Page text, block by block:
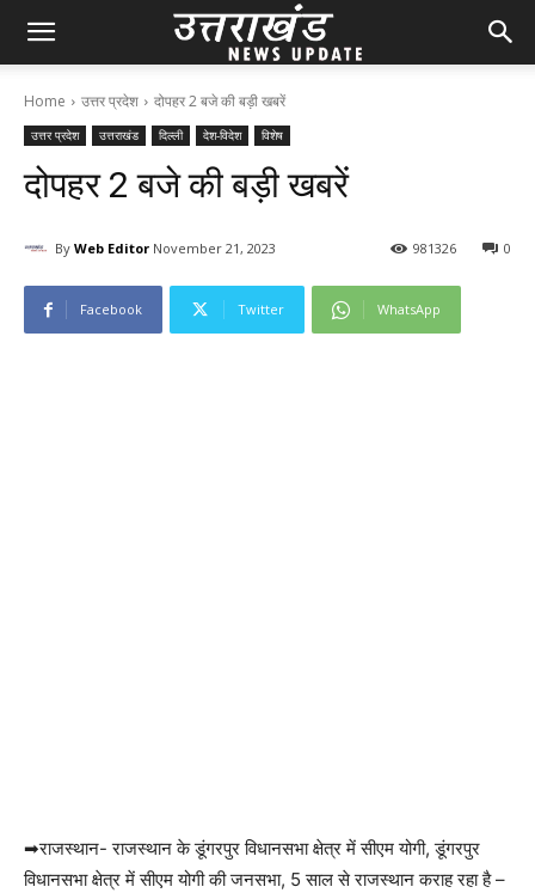
Home उत्तर प्रदेश दोपहर 2 बजे की बड़ी खबरें
उत्तर प्रदेश उत्तराखंड दिल्ली देश-विदेश विशेष
दोपहर 2 बजे की बड़ी खबरें
By Web Editor November 21, 2023 0
981326
Facebook Twitter WhatsApp
➡राजस्थान- राजस्थान के डूंगरपुर विधानसभा क्षेत्र में सीएम योगी, डूंगरपुर
विधानसभा क्षेत्र में सीएम योगी की जनसभा, 5 साल से राजस्थान कराह रहा है –